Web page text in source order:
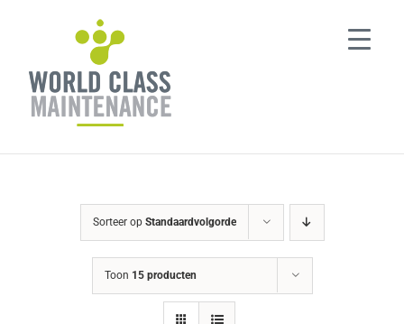
Sorteer op Standaardvolgorde
Toon 15 producten